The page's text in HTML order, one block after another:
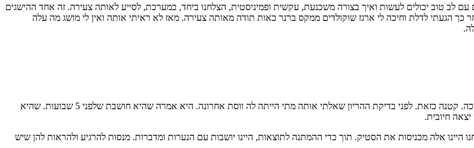
לב טוב יכולים לעשות ואיך בצורה משכנעת, עקשית ופמיניסטית, הצלחנו ביחד, כמערכת, לסייע לאותה צעירה. זה אחד ההישגים
אחר כך הגעתי לדלת וחיכה לי ארגז שוקולדים ממקס ברנר כאות תודה מאותה צעירה. מאז לא ראיתי אותה ואין לי מושג מה עלה
באחת המשמרות של דלת פתוחה הגיעה נערה בת 16 עם חשש להריון. היא הייתה רזונת, נמוכה. קטנה כזאת. לפני בדיקת ההריון שאלתי אותה מתי הייתה לה ווסת אחרונה. היא אמרה שהיא חושבת שלפני 5 שבועות. שהיא
חיובית.
אלה מכניסות את הסטיק. תוך כדי ההמתנה לתוצאות, היינו יושבות עם הנערות ומדברות. מנסות להרגיע ולהראות להן שיש